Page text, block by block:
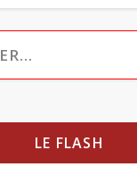
LE FLASH